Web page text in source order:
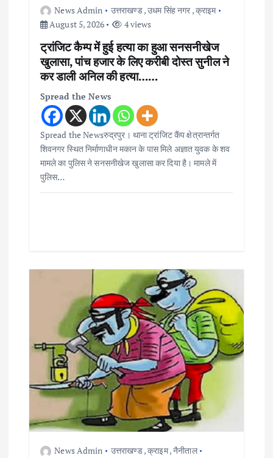
News Admin उत्तराखण्ड,उधम सिंह नगर ,क्राइम
August 5, 2026
4 views
ट्रांजिट कैम्प में हुई हत्या का हुआ सनसनीखेज
खुलासा, पांच हजार के लिए करीबी दोस्त सुनील ने
कर डाली अनिल की हत्या……
Spread the News
Spread the Newsरुद्रपुर। थाना ट्रांजिट कैंप क्षेत्रान्तर्गत
शिवनगर स्थित निर्माणाधीन मकान के पास मिले अज्ञात युवक के शव
मामले का पुलिस ने सनसनीखेज खुलासा कर दिया है। मामले में
पुलिस…
News Admin उत्तराखण्ड,क्राइम,नैनीताल